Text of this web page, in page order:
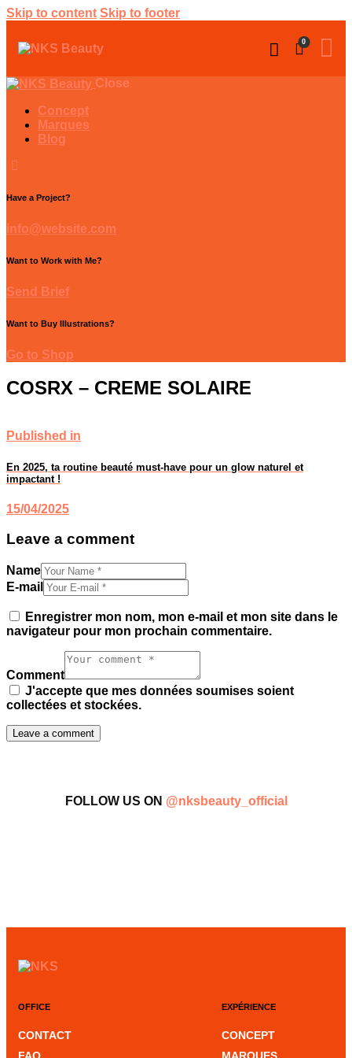
Skip to content Skip to footer
0
Close
Concept
Marques
Blog
Have a Project?
info@website.com
Want to Work with Me?
Send Brief
Want to Buy Illustrations?
Go to Shop
COSRX – CREME SOLAIRE
Published in
En 2025, ta routine beauté must-have pour un glow naturel et
impactant !
15/04/2025
Leave a comment
Name
E-mail
Enregistrer mon nom, mon e-mail et mon site dans le
navigateur pour mon prochain commentaire.
Comment
J'accepte que mes données soumises soient
collectées et stockées.
FOLLOW US ON @nksbeauty_official
OFFICE
CONTACT
EXPÉRIENCE
CONCEPT